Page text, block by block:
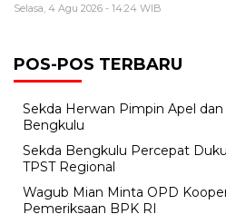
Selasa, 4 Agu 2026 - 14:24 WIB
POS-POS TERBARU
Sekda Herwan Pimpin Apel
Bengkulu
Sekda Bengkulu Percepat
TPST Regional
Wagub Mian Minta OPD
Pemeriksaan BPK RI